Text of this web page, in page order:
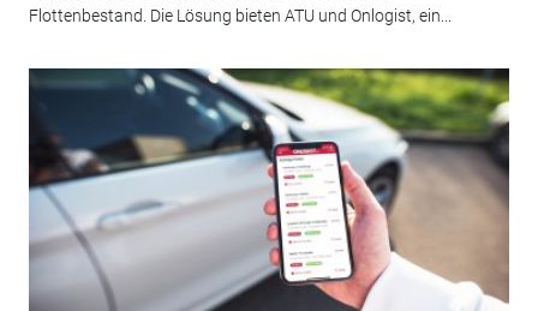
Flottenbestand. Die Lösung bieten ATU und Onlogist, ein...